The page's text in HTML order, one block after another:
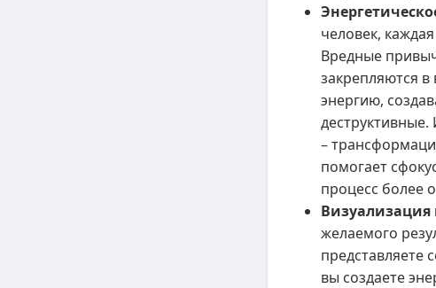
человек,
Вредные
закрепляются
энергию,
деструктивные.
–
помогает
процесс
Визуализация
желаемого
вы создаете